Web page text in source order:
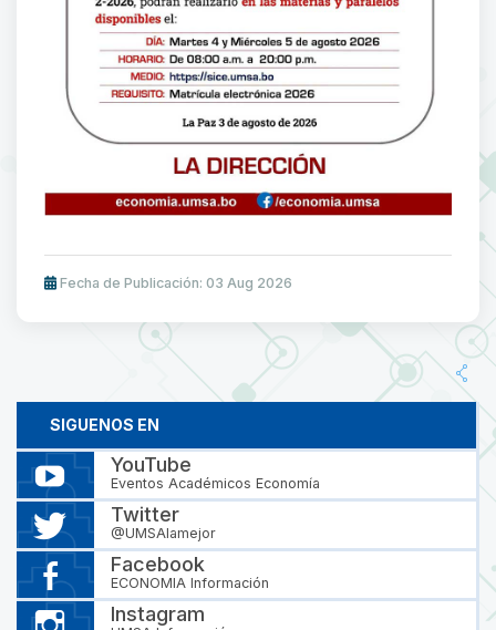
Fecha de Publicación: 03 Aug 2026
SIGUENOS EN
YouTube
Eventos Académicos Economía
Twitter
@UMSAlamejor
Facebook
ECONOMIA Información
Instagram